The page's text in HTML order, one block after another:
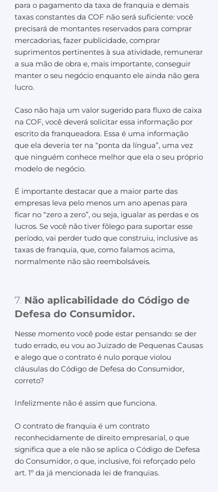
para o pagamento da taxa de franquia e demais
taxas constantes da COF não será suficiente: você
precisará de montantes reservados para comprar
mercadorias, fazer publicidade, comprar
suprimentos pertinentes à sua atividade, remunerar
a sua mão de obra e, mais importante, conseguir
manter o seu negócio enquanto ele ainda não gera
lucro.
Caso não haja um valor sugerido para fluxo de caixa
na COF, você deverá solicitar essa informação por
escrito da franqueadora. Essa é uma informação
que ela deveria ter na “ponta da língua”, uma vez
que ninguém conhece melhor que ela o seu próprio
modelo de negócio.
É importante destacar que a maior parte das
empresas leva pelo menos um ano apenas para
ficar no “zero a zero”, ou seja, igualar as perdas e os
lucros. Se você não tiver fôlego para suportar esse
período, vai perder tudo que construiu, inclusive as
taxas de franquia, que, como falamos acima,
normalmente não são reembolsáveis.
7. Não aplicabilidade do Código de
Defesa do Consumidor.
Nesse momento você pode estar pensando: se der
tudo errado, eu vou ao Juizado de Pequenas Causas
e alego que o contrato é nulo porque violou
cláusulas do Código de Defesa do Consumidor,
correto?
Infelizmente não é assim que funciona.
O contrato de franquia é um contrato
reconhecidamente de direito empresarial, o que
significa que a ele não se aplica o Código de Defesa
do Consumidor, o que, inclusive, foi reforçado pelo
art. 1º da já mencionada lei de franquias.